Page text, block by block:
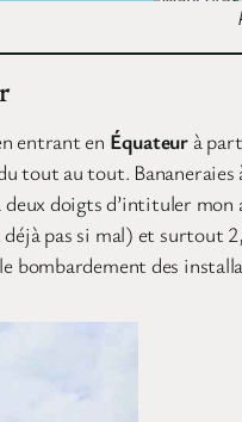
entrant en Équateur à
au tout. Bananeraies
doigts d’intituler mon
pas si mal) et surtout
bombardement des